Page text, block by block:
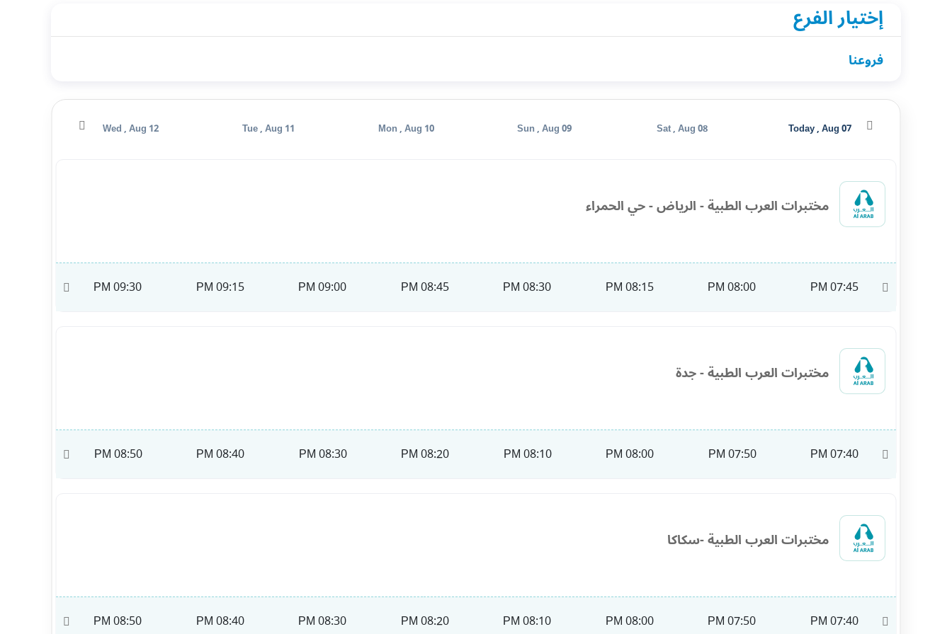
إختيار الفرع
فروعنا
Sun , Aug 09
Wed , Aug 12
مختبرات العرب الطبية - الرياض - حي الحمراء
07:45 PM
08:00 PM
08:15 PM
08:30 PM
08:45 PM
09:00 PM
09:15 PM
09:30 PM
مختبرات العرب الطبية - جدة
07:40 PM
07:50 PM
08:00 PM
08:10 PM
08:20 PM
08:30 PM
08:40 PM
08:50 PM
مختبرات العرب الطبية -سكاكا
07:40 PM
07:50 PM
08:00 PM
08:10 PM
08:20 PM
08:30 PM
08:40 PM
08:50 PM